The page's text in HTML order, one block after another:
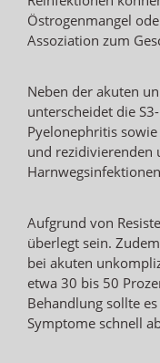
Östrogenmangel
Assoziation zum
Neben der akuten
unterscheidet die
Pyelonephritis
und rezidivierenden
Aufgrund von
überlegt sein.
bei akuten
etwa 30 bis 50
Behandlung sollte
Symptome schnell